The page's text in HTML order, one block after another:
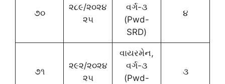
૭૦
૨૮૯/૨૦૨૪
૨૫
વર્ગ-૩
(Pwd-
SRD)
૪
૭૧
૨૯૨/૨૦૨૪
૨૫
વાયરમેન,
વર્ગ-૩
(Pwd-
૩